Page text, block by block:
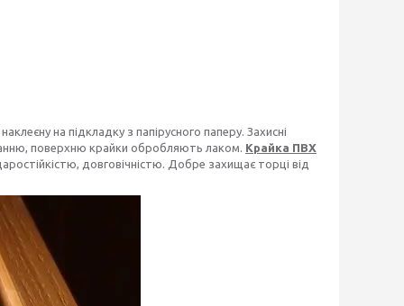
на підкладку з папірусного паперу. Захисні
поверхню крайки обробляють лаком. Крайка ПВХ
довговічністю. Добре захищає торці від